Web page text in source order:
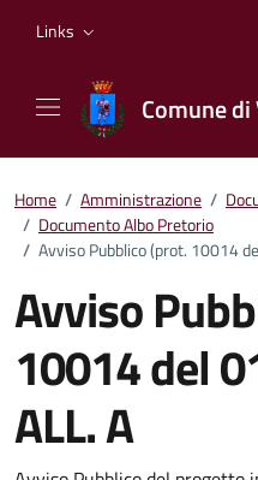
Links
Comune
Home / Amministrazione /
/ Documento Albo Pretorio
/ Avviso Pubblico (prot. 10014
Avviso
10014 del
ALL. A